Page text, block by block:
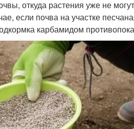
откуда растения уже не
если почва на участке
карбамидом